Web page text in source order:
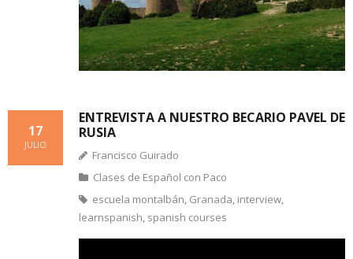
ENTREVISTA A NUESTRO BECARIO PAVEL DE
RUSIA
17
JULIO
Francisco Guirado
Clases de Español con Paco
escuela montalbán, Granada, interview,
learnspanish, spanish courses